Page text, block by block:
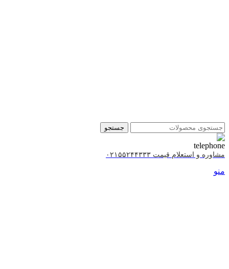
جستجو
مشاوره و استعلام قیمت ۰۲۱۵۵۲۴۴۳۳۳
منو